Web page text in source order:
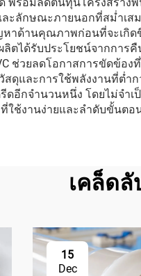
ะลักษณะภายนอกที่สม่ำเ
าด้านคุณภาพก่อนที่จะเกิ
ตได้รับประโยชน์จากการ
ช่วยลดโอกาสการขัดข้
ดุและการใช้พลังงานที่ต่
ดอีกจำนวนหนึ่ง โดยไม่จ
ใช้งานง่ายและลำดับขั้นต
เคล็ด
15
Dec